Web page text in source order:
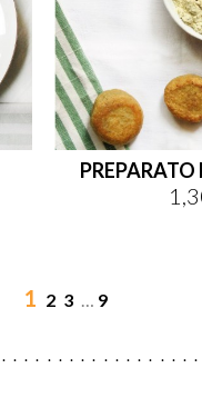
PREPARATO
1 2 3 … 9